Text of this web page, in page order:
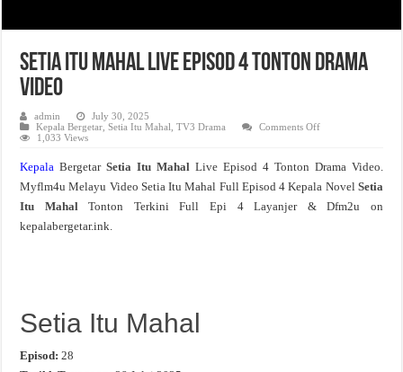
Setia Itu Mahal Live Episod 4 Tonton Drama
Video
admin
July 30, 2025
Kepala Bergetar ,Setia Itu Mahal ,TV3 Drama Comments Offon
Live
4
Tonton
Drama
1,033 Views
Kepala BergetarSetia Itu Mahal Live Episod 4 Tonton Drama Video.
Myflm4u Melayu Video Setia Itu Mahal Full Episod 4 Kepala Novel Setia
Itu MahalTonton Terkini Full Epi 4 Layanjer & Dfm2u on
kepalabergetar.ink.
Setia Itu Mahal
Episod: 28